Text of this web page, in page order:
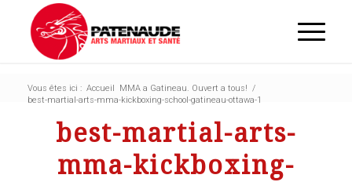
Vous êtes ici : Accueil MMA a Gatineau. Ouvert a tous! /
best-martial-arts-mma-kickboxing-school-gatineau-ottawa-1
best-martial-arts-
mma-kickboxing-